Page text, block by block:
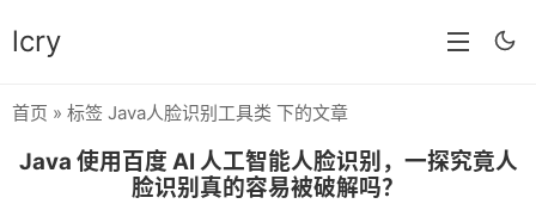
lcry
分类
首页 » 标签 Java人脸识别工具类 下的文章
Java 使用百度 AI 人工智能人脸识别，一探究竟人
脸识别真的容易被破解吗？